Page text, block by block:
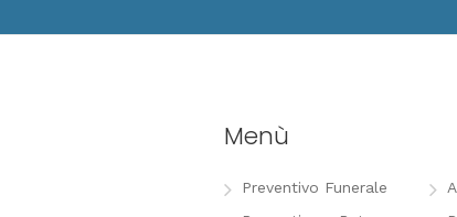
Menù
Preventivo Funerale